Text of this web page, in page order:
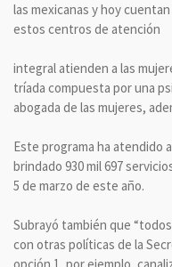
las mexicanas y hoy
estos centros de atención
integral atienden a las
tríada compuesta por una
abogada de las mujeres,
Este programa ha atendido
brindado 930 mil 697
5 de marzo de este año.
Subrayó también que
con otras políticas de la